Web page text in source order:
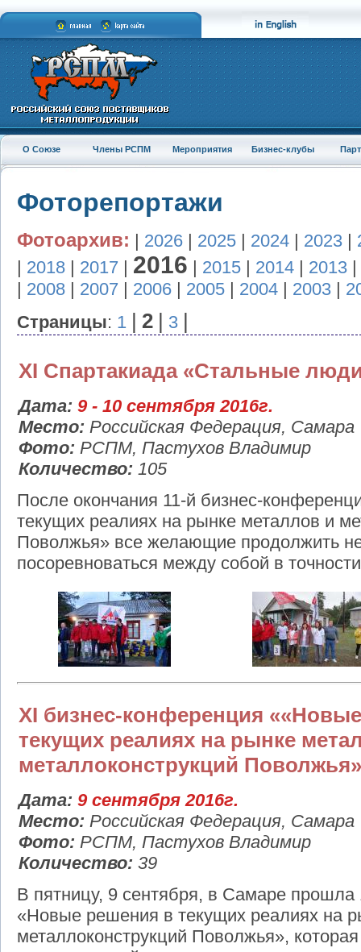
О Союзе Члены РСПМ Мероприятия Бизнес-клубы
Фоторепортажи
Фотоархив: 2026 2025 2024 2023
2018 2017 2016 2015 2014 2013
2008 2007 2006 2005 2004 2003
Страницы: 1 2 3
XI Спартакиада «Стальные
Дата: 9 - 10 сентября 2016г.
Место: Российская Федерация, Самара
Фото: РСПМ, Пастухов Владимир
Количество: 105
После окончания 11-й бизнес-
текущих реалиях на рынке металлов и
Поволжья» все желающие продолжить
посоревноваться между собой в
XI бизнес-конференция
текущих реалиях на рынке
металлоконструкций Поволжья»
Дата: 9 сентября 2016г.
Место: Российская Федерация, Самара
Фото: РСПМ, Пастухов Владимир
Количество: 39
В пятницу, 9 сентября, в Самаре прошла
«Новые решения в текущих реалиях на
металлоконструкций Поволжья»,